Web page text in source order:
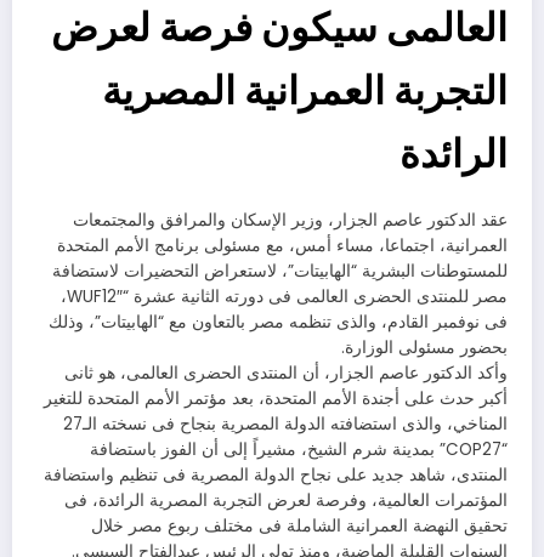
العالمى سيكون فرصة لعرض
التجربة العمرانية المصرية
الرائدة
عقد الدكتور عاصم الجزار، وزير الإسكان والمرافق والمجتمعات
العمرانية، اجتماعا، مساء أمس، مع مسئولى برنامج الأمم المتحدة
للمستوطنات البشرية “الهابيتات”، لاستعراض التحضيرات لاستضافة
مصر للمنتدى الحضرى العالمى فى دورته الثانية عشرة “WUF12″،
فى نوفمبر القادم، والذى تنظمه مصر بالتعاون مع “الهابيتات”، وذلك
بحضور مسئولى الوزارة.
وأكد الدكتور عاصم الجزار، أن المنتدى الحضرى العالمى، هو ثانى
أكبر حدث على أجندة الأمم المتحدة، بعد مؤتمر الأمم المتحدة للتغير
المناخي، والذى استضافته الدولة المصرية بنجاح فى نسخته الـ27
“COP27” بمدينة شرم الشيخ، مشيراً إلى أن الفوز باستضافة
المنتدى، شاهد جديد على نجاح الدولة المصرية فى تنظيم واستضافة
المؤتمرات العالمية، وفرصة لعرض التجربة المصرية الرائدة، فى
تحقيق النهضة العمرانية الشاملة فى مختلف ربوع مصر خلال
السنوات القليلة الماضية، ومنذ تولى الرئيس عبدالفتاح السيسى.